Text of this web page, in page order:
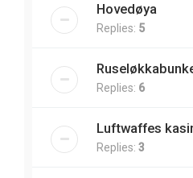
Hovedøya
Replies: 5
Replies: 6
Luftwaffes
Replies: 3